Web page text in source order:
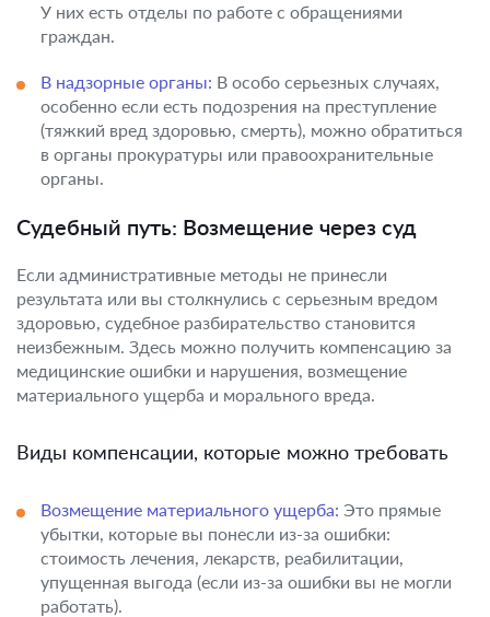
У них есть отделы по работе с обращениями
граждан.
В надзорные органы: В особо серьезных случаях,
особенно если есть подозрения на преступление
(тяжкий вред здоровью, смерть), можно обратиться
в органы прокуратуры или правоохранительные
органы.
Судебный путь: Возмещение через суд
Если административные методы не принесли
результата или вы столкнулись с серьезным вредом
здоровью, судебное разбирательство становится
неизбежным. Здесь можно получить компенсацию за
медицинские ошибки и нарушения, возмещение
материального ущерба и морального вреда.
Виды компенсации, которые можно требовать
Возмещение материального ущерба: Это прямые
убытки, которые вы понесли из-за ошибки:
стоимость лечения, лекарств, реабилитации,
упущенная выгода (если из-за ошибки вы не могли
работать).